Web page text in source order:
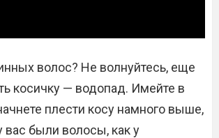
волос? Не волнуйтесь, еще
косичку — водопад. Имейте в
плести косу намного выше,
вас были волосы, как у